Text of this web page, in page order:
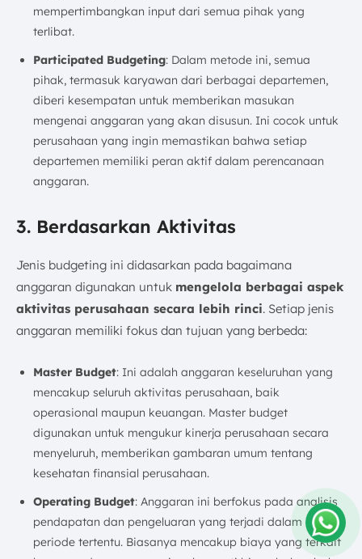
mempertimbangkan input dari semua pihak yang
terlibat.
Participated Budgeting: Dalam metode ini, semua
pihak, termasuk karyawan dari berbagai departemen,
diberi kesempatan untuk memberikan masukan
mengenai anggaran yang akan disusun. Ini cocok untuk
perusahaan yang ingin memastikan bahwa setiap
departemen memiliki peran aktif dalam perencanaan
anggaran.
3. Berdasarkan Aktivitas
Jenis budgeting ini didasarkan pada bagaimana
anggaran digunakan untuk mengelola berbagai aspek
aktivitas perusahaan secara lebih rinci. Setiap jenis
anggaran memiliki fokus dan tujuan yang berbeda:
Master Budget: Ini adalah anggaran keseluruhan yang
mencakup seluruh aktivitas perusahaan, baik
operasional maupun keuangan. Master budget
digunakan untuk mengukur kinerja perusahaan secara
menyeluruh, memberikan gambaran umum tentang
kesehatan finansial perusahaan.
Operating Budget: Anggaran ini berfokus pada analisis
pendapatan dan pengeluaran yang terjadi dalam
periode tertentu. Biasanya mencakup biaya yang terkait
Amelia